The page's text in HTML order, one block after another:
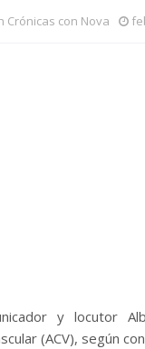
Crónicas con Nova
y locutor
(ACV), según